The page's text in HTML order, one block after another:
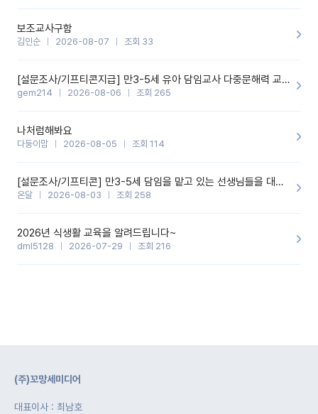
보조교사구함
김인순 2026-08-07 조회 33
[설문조사/기프티콘지급] 만3-5세 유아 담임교사 다중문해력 교육 증진을 위한 설문조사
gem214 2026-08-06 조회 265
나처럼해봐요
다둥이맘 2026-08-05 조회 114
[설문조사/기프티콘] 만3-5세 담임을 맡고 있는 선생님들을 대상으로 설문조사를 합니다!
온달 2026-08-03 조회 258
2026년 식생활 교육을 알려드립니다~
dml5128 2026-07-29 조회 216
(주)꼬망세미디어
대표이사 : 최남호